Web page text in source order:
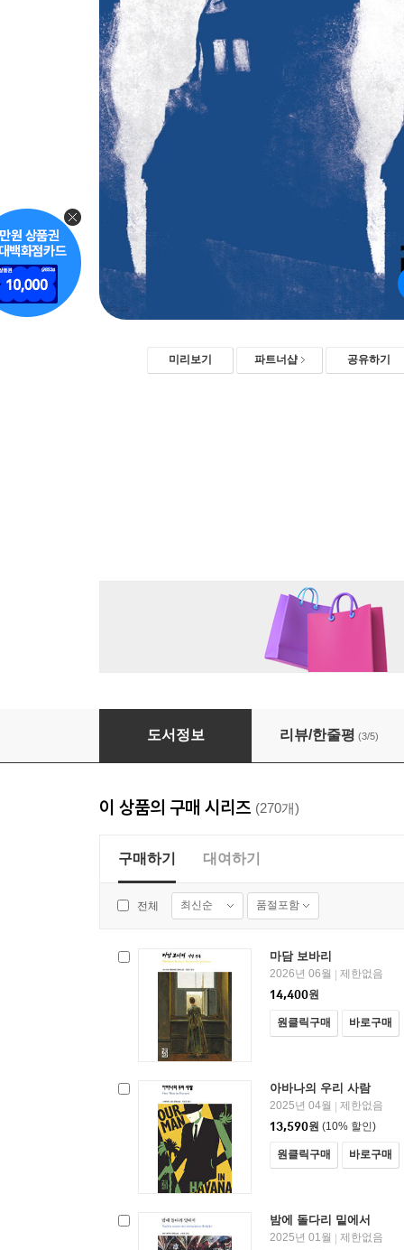
미리보기 파트너샵 공유하기
93년 (하) - 열린책들 세계문학 188
도서정보 리뷰/한줄평 (3/5)
이 상품의 구매 시리즈 (270개)
구매하기 대여하기
전체 최신순 품절포함
마담 보바리
2026년 06월 | 제한없음
14,400원
원클릭구매 바로구매
아바나의 우리 사람
2025년 04월 | 제한없음
13,590원 (10% 할인)
원클릭구매 바로구매
밤에 돌다리 밑에서
2025년 01월 | 제한없음